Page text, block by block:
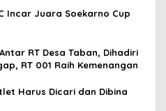
Incar Juara Soekarno Cup
RT Desa Taban, Dihadiri
RT 001 Raih Kemenangan
Harus Dicari dan Dibina